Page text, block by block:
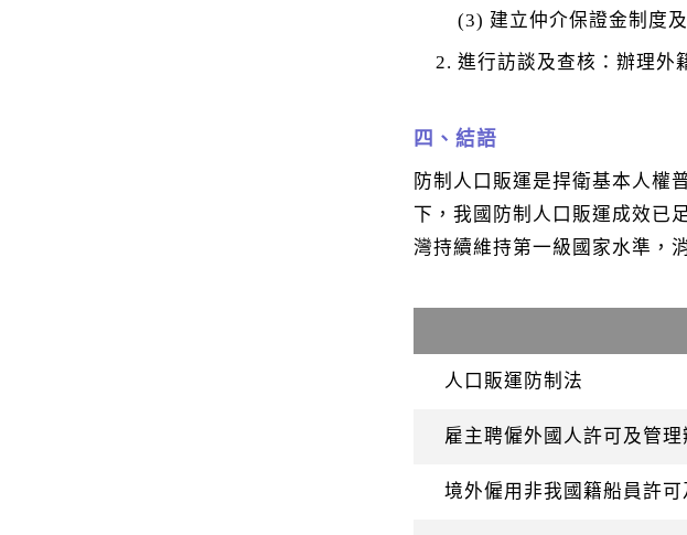
(3) 建立仲介保證金制度
進行訪談及查核：辦理外
四、結語
防制人口販運是捍衛基本人權
下，我國防制人口販運成效已
灣持續維持第一級國家水準，
人口販運防制法
雇主聘僱外國人許可及管理
境外僱用非我國籍船員許可